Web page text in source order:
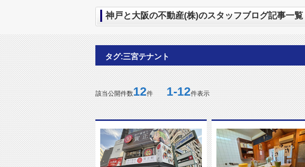
神戸と大阪の不動産(株)のスタッフブログ記事一
タグ:三宮テナント
該当公開件数12件1-12件表示